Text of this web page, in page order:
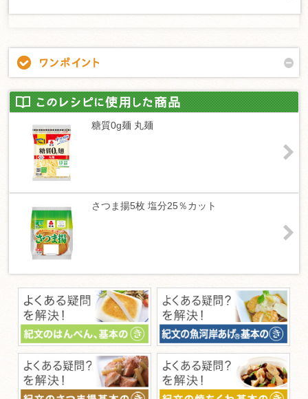
糖質0g麺 丸麺
さつま揚5枚 塩分25％カット